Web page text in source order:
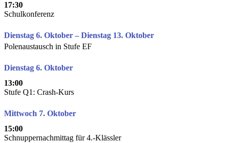
17:30
Schulkonferenz
Dienstag 6. Oktober – Dienstag 13. Oktober
Polenaustausch in Stufe EF
Dienstag 6. Oktober
13:00
Stufe Q1: Crash-Kurs
Mittwoch 7. Oktober
15:00
Schnuppernachmittag für 4.-Klässler